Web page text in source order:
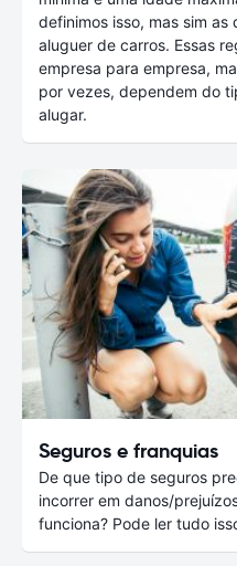
definimos isso, mas sim
aluguer de carros. Essas
empresa para empresa,
por vezes, dependem do
alugar.
Seguros e franquias
De que tipo de seguros
incorrer em danos/
funciona? Pode ler tudo